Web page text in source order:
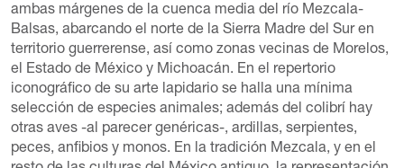
ambas márgenes de la cuenca media del río Mezcala-
Balsas, abarcando el norte de la Sierra Madre del Sur en
territorio guerrerense, así como zonas vecinas de Morelos,
el Estado de México y Michoacán. En el repertorio
iconográfico de su arte lapidario se halla una mínima
selección de especies animales; además del colibrí hay
otras aves -al parecer genéricas-, ardillas, serpientes,
peces, anfibios y monos. En la tradición Mezcala, y en el